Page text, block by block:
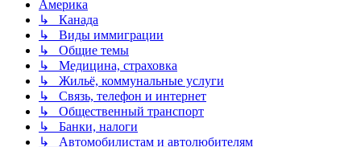
Америка
↳ Канада
↳ Виды иммиграции
↳ Общие темы
↳ Медицина, страховка
↳ Жильё, коммунальные услуги
↳ Связь, телефон и интернет
↳ Общественный транспорт
↳ Банки, налоги
↳ Автомобилистам и автолюбителям